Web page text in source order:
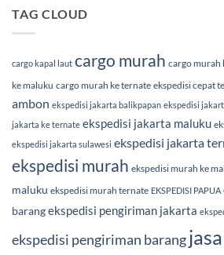
TAG CLOUD
cargo kapal laut cargo murah cargo murah
ke maluku cargo murah ke ternate ekspedisi cepat
ambon ekspedisi jakarta balikpapan ekspedisi
jakarta ke ternate ekspedisi jakarta maluku
ekspedisi jakarta sulawesi ekspedisi jakarta
ekspedisi murah ekspedisi murah ke
maluku ekspedisi murah ternate EKSPEDISI PAPUA
barangekspedisi pengiriman jakarta
ekspedisi pengiriman barang